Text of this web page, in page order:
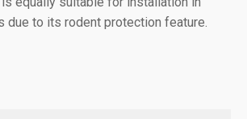
due to its rodent protection feature.